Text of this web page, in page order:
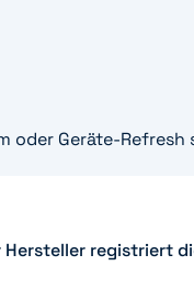
oder Geräte-
registriert